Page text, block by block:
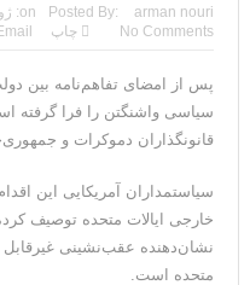
Posted By: arman nouri
on:
No Comments
چاپ
پس از امضای تفاهم‌نامه بین
سیاسی واشنگتن را فرا گرفته
قانونگذاران دموکرات و
سیاستمداران آمریکایی این
خارجی ایالات متحده توصیف
نشان‌دهنده عقب‌نشینی غیرقابل
متحده است.